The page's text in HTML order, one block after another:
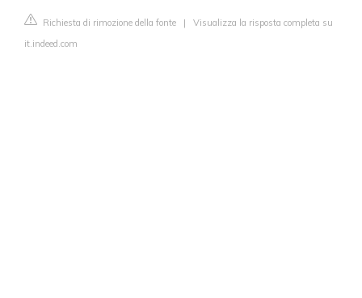
Richiesta di rimozione della fonte | Visualizza la risposta completa su
it.indeed.com